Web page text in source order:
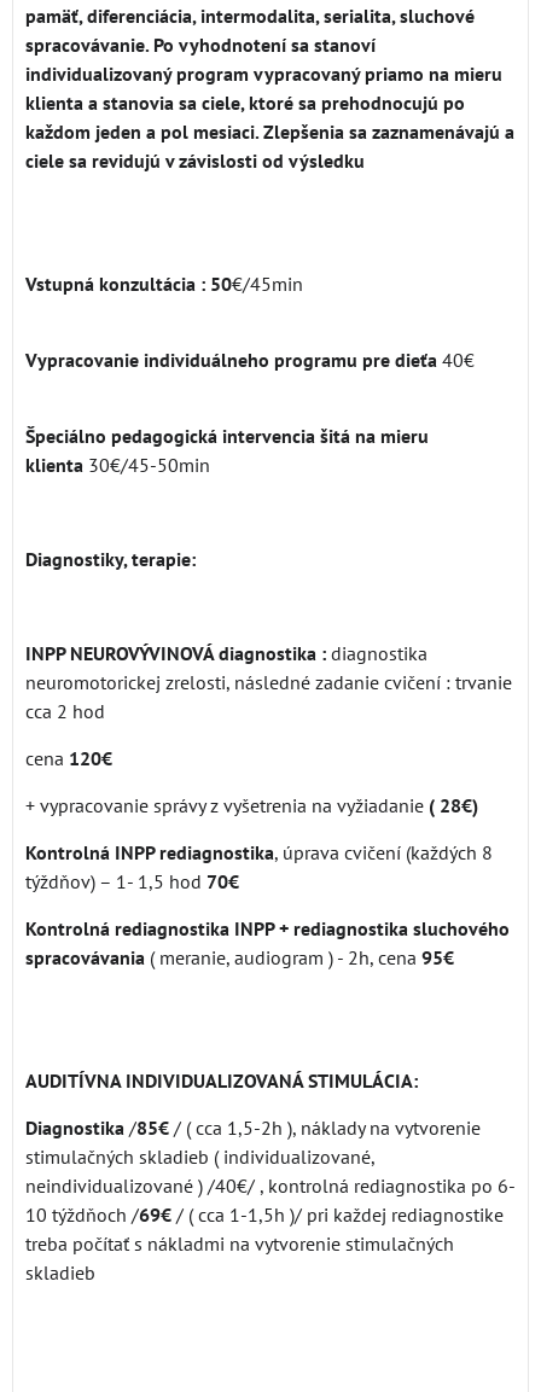
pamäť, diferenciácia, intermodalita, serialita, sluchové
spracovávanie. Po vyhodnotení sa stanoví
individualizovaný program vypracovaný priamo na mieru
klienta a stanovia sa ciele, ktoré sa prehodnocujú po
každom jeden a pol mesiaci. Zlepšenia sa zaznamenávajú a
ciele sa revidujú v závislosti od výsledku
Vstupná konzultácia : 50€/45min
Vypracovanie individuálneho programu pre dieťa 40€
Špeciálno pedagogická intervencia šitá na mieru
klienta 30€/45-50min
Diagnostiky, terapie:
INPP NEUROVÝVINOVÁ diagnostika : diagnostika
neuromotorickej zrelosti, následné zadanie cvičení : trvanie
cca 2 hod
cena 120€
+ vypracovanie správy z vyšetrenia na vyžiadanie ( 28€)
Kontrolná INPP rediagnostika, úprava cvičení (každých 8
týždňov) – 1- 1,5 hod 70€
Kontrolná rediagnostika INPP + rediagnostika sluchového
spracovávania ( meranie, audiogram ) - 2h, cena 95€
AUDITÍVNA INDIVIDUALIZOVANÁ STIMULÁCIA:
Diagnostika /85€ / ( cca 1,5-2h ), náklady na vytvorenie
stimulačných skladieb ( individualizované,
neindividualizované ) /40€/ , kontrolná rediagnostika po 6-
10 týždňoch /69€ / ( cca 1-1,5h )/ pri každej rediagnostike
treba počítať s nákladmi na vytvorenie stimulačných
skladieb